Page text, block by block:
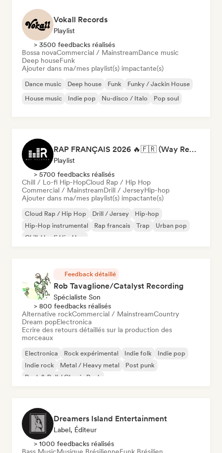
Vokall Records
Playlist
> 3500 feedbacks réalisés
Bossa novaCommercial / MainstreamDance music
Deep houseFunk
Ajouter dans ma/mes playlist(s) impactante(s)
Dance music Deep house Funk
Funky / Jackin House
House music
Indie pop Nu-disco / Italo Pop soul
RAP FRANÇAIS 2026 🔥🇫🇷 (Way Records)
Playlist
> 5700 feedbacks réalisés
Chill / Lo-fi Hip-HopCloud Rap / Hip Hop
Commercial / MainstreamDrill / JerseyHip-hop
Ajouter dans ma/mes playlist(s) impactante(s)
Cloud Rap / Hip Hop Drill / Jersey
Hip-hop
Hip-Hop instrumental
Rap francais Trap
Urban pop
Chill / Lo-fi Hip-Hop
Feedback détaillé
Rob Tavaglione/Catalyst Recording
Spécialiste Son
> 800 feedbacks réalisés
Alternative rockCommercial / MainstreamCountry
Dream popElectronica
Ecrire des retours détaillés sur la production des
morceaux
Electronica Rock expérimental Indie folk
Indie pop
Indie rock
Metal / Heavy metal
Post punk
Rock & Roll / Classic Rock
Dreamers Island Entertainment
Label, Éditeur
> 1000 feedbacks réalisés